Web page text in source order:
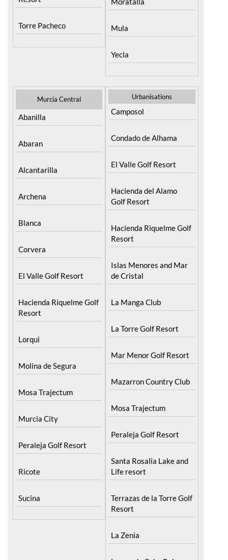
Torre Pacheco Mula
Yecla
Murcia Central
Abanilla
Abaran
Alcantarilla
Archena
Blanca
Corvera
El Valle Golf Resort
Hacienda Riquelme Golf
Resort
Lorqui
Molina de Segura
Mosa Trajectum
Murcia City
Peraleja Golf Resort
Ricote
Sucina
Urbanisations
Camposol
Condado de Alhama
El Valle Golf Resort
Hacienda del Alamo
Golf Resort
Hacienda Riquelme Golf
Resort
Islas Menores and Mar
de Cristal
La Manga Club
La Torre Golf Resort
Mar Menor Golf Resort
Mazarron Country Club
Mosa Trajectum
Peraleja Golf Resort
Santa Rosalia Lake and
Life resort
Terrazas de la Torre Golf
Resort
La Zenia